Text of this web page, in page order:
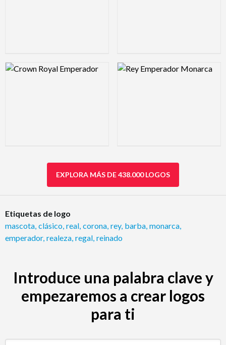
Logo Preview Image Logo Preview Image
EXPLORA MÁS DE 438.000 LOGOS
Etiquetas de logo
mascota clásico real corona rey, barba monarca
emperador, realeza regal reinado
Introduce una palabra clave y
empezaremos a crear logos
para ti